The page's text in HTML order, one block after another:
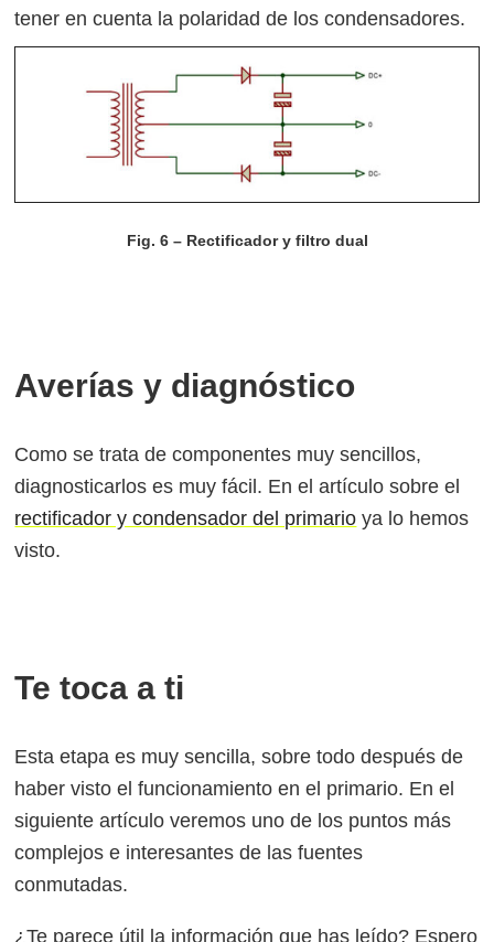
tener en cuenta la polaridad de los condensadores.
Fig. 6 – Rectificador y filtro dual
Averías y diagnóstico
Como se trata de componentes muy sencillos,
diagnosticarlos es muy fácil. En el artículo sobre el
rectificador y condensador del primario ya lo hemos
visto.
Te toca a ti
Esta etapa es muy sencilla, sobre todo después de
haber visto el funcionamiento en el primario. En el
siguiente artículo veremos uno de los puntos más
complejos e interesantes de las fuentes
conmutadas.
¿Te parece útil la información que has leído? Espero